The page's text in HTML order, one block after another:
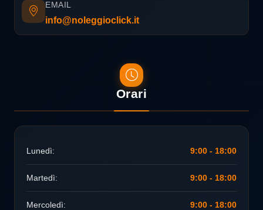
EMAIL
info@noleggioclick.it
Orari
Lunedì: 9:00 - 18:00
Martedì: 9:00 - 18:00
Mercoledì: 9:00 - 18:00